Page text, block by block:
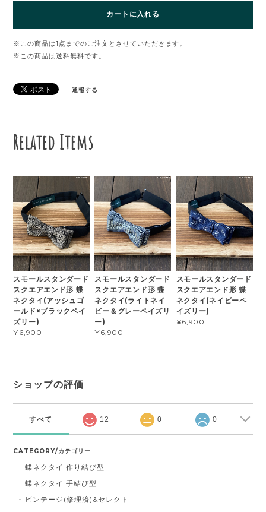
カートに入れる
※この商品は1点までのご注文とさせていただきます。
※この商品は送料無料です。
通報する
Related Items
スモールスタンダード
スクエアエンド形 蝶
ネクタイ(アッシュゴ
ールド×ブラックペイ
ズリー)
¥6,900
スモールスタンダード
スクエアエンド形 蝶
ネクタイ(ライトネイ
ビー＆グレーペイズリ
ー)
¥6,900
スモールスタンダード
スクエアエンド形 蝶
ネクタイ(ネイビーペ
イズリー)
¥6,900
ショップの評価
すべて 12 0 0
CATEGORY/カテゴリー
蝶ネクタイ 作り結び型
蝶ネクタイ 手結び型
ビンテージ(修理済)&セレクト